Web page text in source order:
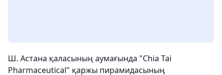
Ш. Астана қаласының аумағында "Chia Tai
Pharmaceutical" қаржы пирамидасының